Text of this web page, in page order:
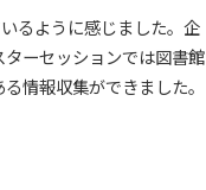
るように感じました。企
ーセッションでは図書館
情報収集ができました。